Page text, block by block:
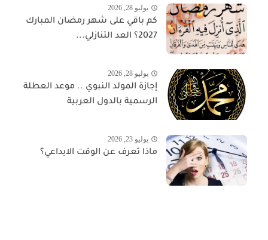
يوليو 28, 2026
كم باقي على شهر رمضان المبارك
2027؟ العد التنازلي...
يوليو 28, 2026
إجازة المولد النبوي .. موعد العطلة
الرسمية بالدول العربية
يوليو 23, 2026
ماذا تعرف عن الوقت الابداعي؟